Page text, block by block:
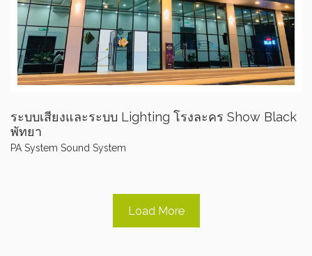
ระบบเสียงและระบบ Lighting โรงละคร Show Black
พัทยา
PA System Sound System
Load More